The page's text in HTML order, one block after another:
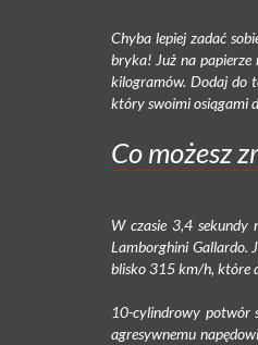
Chyba lepiej zadać
bryka! Już na
kilogramów. Dodaj do
który swoimi osiągami
Co możesz
W czasie 3,4 sekundy
Lamborghini Gallardo.
blisko 315 km/h, które
10-cylindrowy potwór
agresywnemu